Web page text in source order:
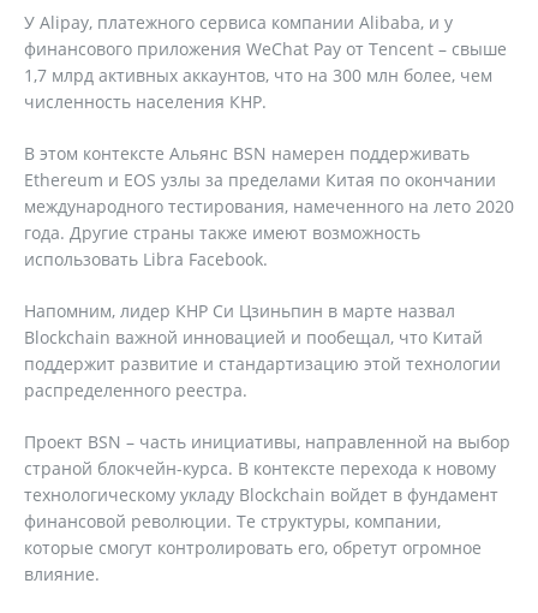
У Alipay, платежного сервиса компании Alibaba, и у
финансового приложения WeChat Pay от Tencent – свыше
1,7 млрд активных аккаунтов, что на 300 млн более, чем
численность населения КНР.
В этом контексте Альянс BSN намерен поддерживать
Ethereum и EOS узлы за пределами Китая по окончании
международного тестирования, намеченного на лето 2020
года. Другие страны также имеют возможность
использовать Libra Facebook.
Напомним, лидер КНР Си Цзиньпин в марте назвал
Blockchain важной инновацией и пообещал, что Китай
поддержит развитие и стандартизацию этой технологии
распределенного реестра.
Проект BSN – часть инициативы, направленной на выбор
страной блокчейн-курса. В контексте перехода к новому
технологическому укладу Blockchain войдет в фундамент
финансовой революции. Те структуры, компании,
которые смогут контролировать его, обретут огромное
влияние.